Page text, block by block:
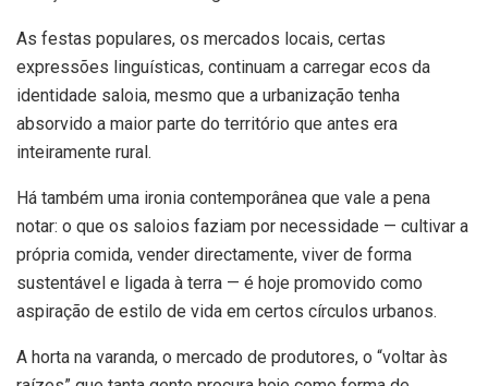
As festas populares, os mercados locais, certas
expressões linguísticas, continuam a carregar ecos da
identidade saloia, mesmo que a urbanização tenha
absorvido a maior parte do território que antes era
inteiramente rural.
Há também uma ironia contemporânea que vale a pena
notar: o que os saloios faziam por necessidade — cultivar a
própria comida, vender directamente, viver de forma
sustentável e ligada à terra — é hoje promovido como
aspiração de estilo de vida em certos círculos urbanos.
A horta na varanda, o mercado de produtores, o “voltar às